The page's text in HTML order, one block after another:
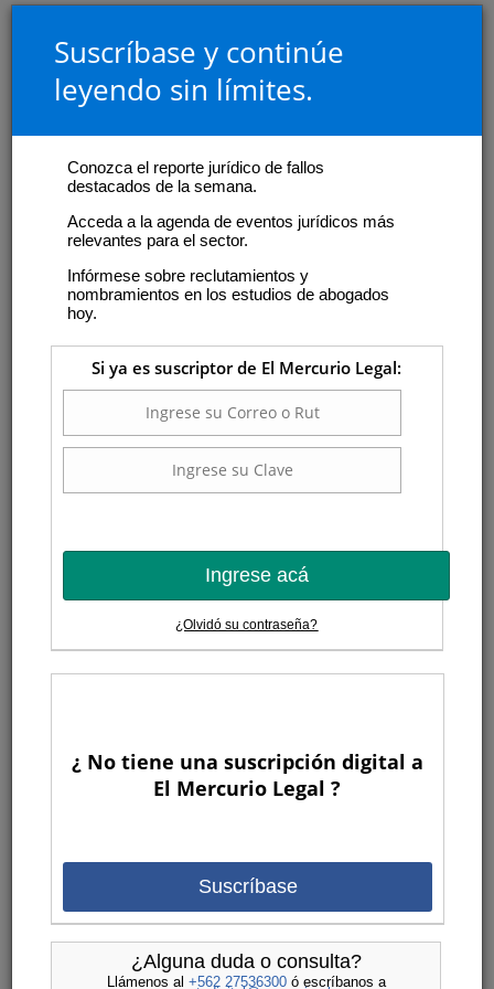
Suscríbase y continúe
leyendo sin límites.
Conozca el reporte jurídico de fallos
destacados de la semana.
Acceda a la agenda de eventos jurídicos más
relevantes para el sector.
Infórmese sobre reclutamientos y
nombramientos en los estudios de abogados
hoy.
Si ya es suscriptor de El Mercurio Legal:
Ingrese acá
¿Olvidó su contraseña?
¿ No tiene una suscripción digital a
El Mercurio Legal ?
Suscríbase
¿Alguna duda o consulta?
Llámenos al +562 27536300ó escríbanos a